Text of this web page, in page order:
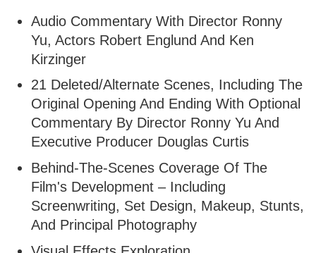
Audio Commentary With Director Ronny
Yu, Actors Robert Englund And Ken
Kirzinger
21 Deleted/Alternate Scenes, Including The
Original Opening And Ending With Optional
Commentary By Director Ronny Yu And
Executive Producer Douglas Curtis
Behind-The-Scenes Coverage Of The
Film's Development – Including
Screenwriting, Set Design, Makeup, Stunts,
And Principal Photography